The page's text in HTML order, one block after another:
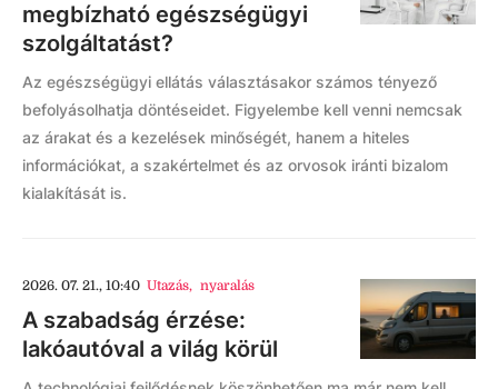
megbízható egészségügyi
szolgáltatást?
Az egészségügyi ellátás választásakor számos tényező
befolyásolhatja döntéseidet. Figyelembe kell venni nemcsak
az árakat és a kezelések minőségét, hanem a hiteles
információkat, a szakértelmet és az orvosok iránti bizalom
kialakítását is.
2026. 07. 21., 10:40 Utazás, nyaralás
A szabadság érzése:
lakóautóval a világ körül